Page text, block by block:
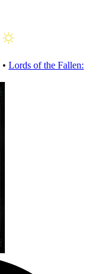
• Lords of the Fallen: